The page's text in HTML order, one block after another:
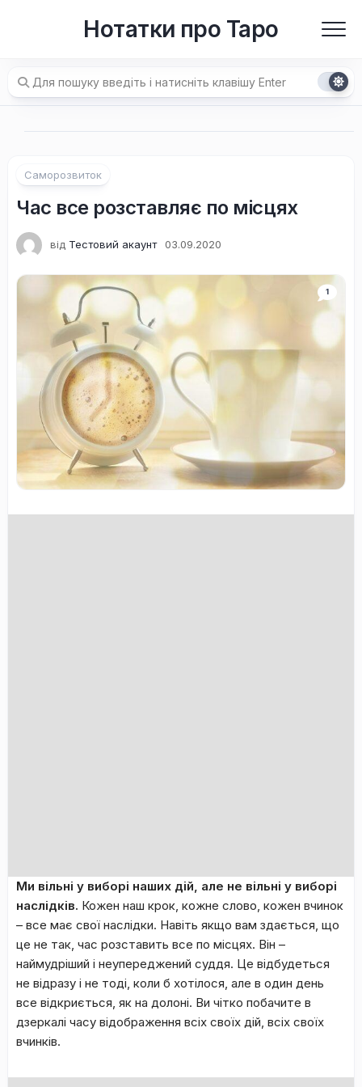
Нотатки про Таро
Саморозвиток
Час все розставляє по місцях
від Тестовий акаунт 03.09.2020
1
Ми вільні у виборі наших дій, але не вільні у виборі
наслідків. Кожен наш крок, кожне слово, кожен вчинок
– все має свої наслідки. Навіть якщо вам здається, що
це не так, час розставить все по місцях. Він –
наймудріший і неупереджений суддя. Це відбудеться
не відразу і не тоді, коли б хотілося, але в один день
все відкриється, як на долоні. Ви чітко побачите в
дзеркалі часу відображення всіх своїх дій, всіх своїх
вчинків.